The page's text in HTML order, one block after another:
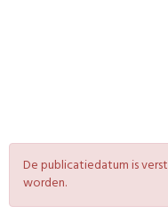
De publicatiedatum is
worden.